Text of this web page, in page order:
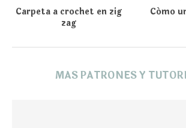
Carpeta a crochet en zig
zag
Cómo
MAS PATRONES Y